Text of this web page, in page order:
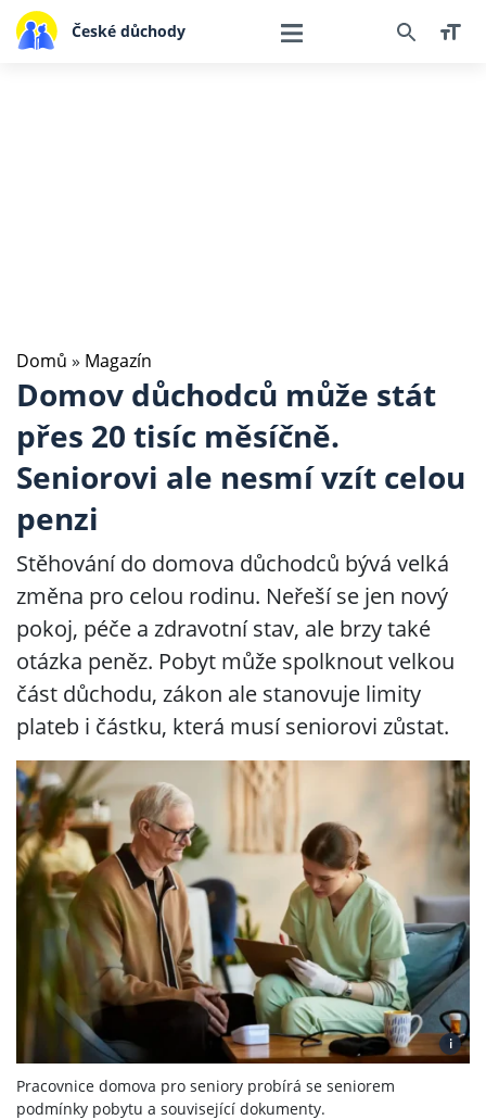
České důchody
Domů » Magazín
Domov důchodců může stát
přes 20 tisíc měsíčně.
Seniorovi ale nesmí vzít celou
penzi
Stěhování do domova důchodců bývá velká
změna pro celou rodinu. Neřeší se jen nový
pokoj, péče a zdravotní stav, ale brzy také
otázka peněz. Pobyt může spolknout velkou
část důchodu, zákon ale stanovuje limity
plateb i částku, která musí seniorovi zůstat.
i
Pracovnice domova pro seniory probírá se seniorem
podmínky pobytu a související dokumenty.